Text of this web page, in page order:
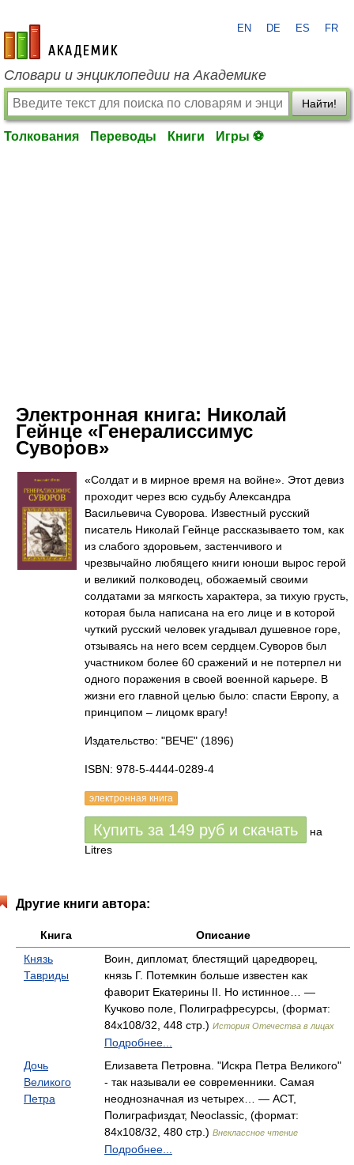
academic.ru
EN DE ES FR
Словари и энциклопедии на Академике
Найти!
Толкования Переводы Книги Игры ⚽
Электронная книга: Николай
Гейнце «Генералиссимус
Суворов»
«Солдат и в мирное время на войне». Этот девиз
проходит через всю судьбу Александра
Васильевича Суворова. Известный русский
писатель Николай Гейнце рассказываето том, как
из слабого здоровьем, застенчивого и
чрезвычайно любящего книги юноши вырос герой
и великий полководец, обожаемый своими
солдатами за мягкость характера, за тихую грусть,
которая была написана на его лице и в которой
чуткий русский человек угадывал душевное горе,
отзываясь на него всем сердцем.Суворов был
участником более 60 сражений и не потерпел ни
одного поражения в своей военной карьере. В
жизни его главной целью было: спасти Европу, а
принципом – лицомк врагу!
Издательство: "ВЕЧЕ" (1896)
ISBN: 978-5-4444-0289-4
электронная книга
Купить за 149 руб и скачать
на
Litres
Другие книги автора:
Книга
Описание
Князь
Тавриды
Воин, дипломат, блестящий царедворец,
князь Г. Потемкин больше известен как
фаворит Екатерины II. Но истинное… —
Кучково поле, Полиграфресурсы, (формат:
84x108/32, 448 стр.) История Отечества в лицах
Подробнее...
Дочь
Великого
Петра
Елизавета Петровна. "Искра Петра Великого"
- так называли ее современники. Самая
неоднозначная из четырех… — АСТ,
Полиграфиздат, Neoclassic, (формат:
84x108/32, 480 стр.) Внеклассное чтение
Подробнее...